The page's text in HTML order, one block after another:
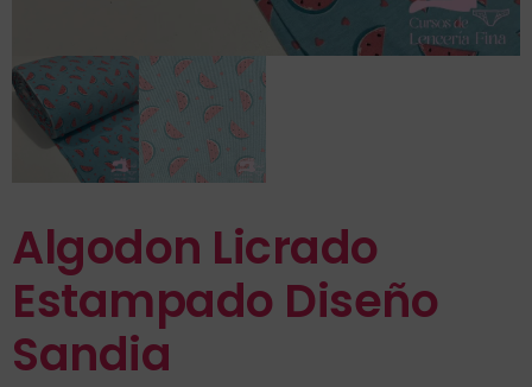
Algodon Licrado
Estampado Diseño
Sandia